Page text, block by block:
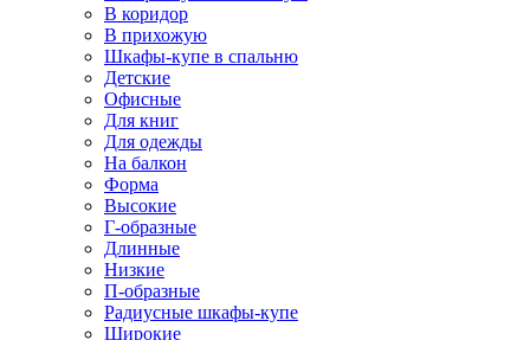
В коридор
В прихожую
Шкафы-купе в спальню
Детские
Офисные
Для книг
Для одежды
На балкон
Форма
Высокие
Г-образные
Длинные
Низкие
П-образные
Радиусные шкафы-купе
Широкие